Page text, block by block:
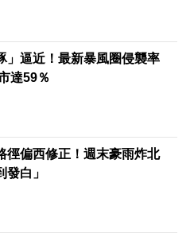
」逼近！最新暴風圈侵襲率
達59％
徑偏西修正！週末豪雨炸北
發白」